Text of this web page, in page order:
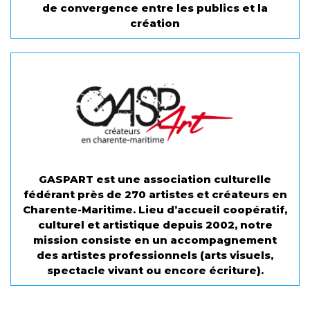
de convergence entre les publics et la
création
GASPART est une association culturelle
fédérant près de 270 artistes et créateurs en
Charente-Maritime. Lieu d’accueil coopératif,
culturel et artistique depuis 2002, notre
mission consiste en un accompagnement
des artistes professionnels (arts visuels,
spectacle vivant ou encore écriture).